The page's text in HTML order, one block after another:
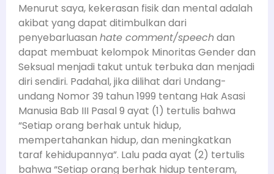
Menurut saya, kekerasan fisik dan mental adalah
akibat yang dapat ditimbulkan dari
penyebarluasan hate comment/speechdan
dapat membuat kelompok Minoritas Gender dan
Seksual menjadi takut untuk terbuka dan menjadi
diri sendiri. Padahal, jika dilihat dari Undang-
undang Nomor 39 tahun 1999 tentang Hak Asasi
Manusia Bab III Pasal 9 ayat (1) tertulis bahwa
“Setiap orang berhak untuk hidup,
mempertahankan hidup, dan meningkatkan
taraf kehidupannya”. Lalu pada ayat (2) tertulis
bahwa “Setiap orang berhak hidup tenteram,